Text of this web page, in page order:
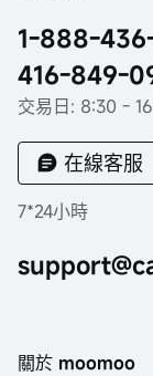
1-888-
416-849-
交易日: 8:30 -
在線客服
7*24小時
關於 moomoo